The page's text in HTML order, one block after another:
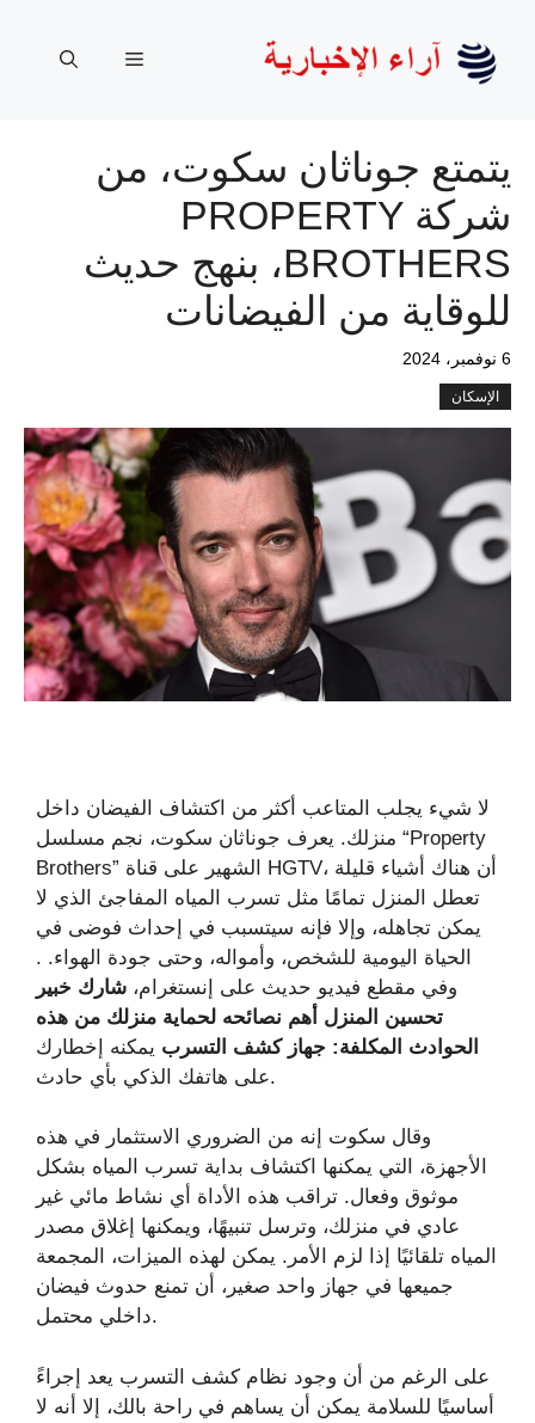
المحتوى
القائمة
يتمتع جوناثان سكوت، من
شركة PROPERTY
BROTHERS، بنهج حديث
للوقاية من الفيضانات
6 نوفمبر، 2024
الإسكان
لا شيء يجلب المتاعب أكثر من اكتشاف الفيضان داخل
منزلك. يعرف جوناثان سكوت، نجم مسلسل “Property
Brothers” الشهير على قناة HGTV، أن هناك أشياء قليلة
تعطل المنزل تمامًا مثل تسرب المياه المفاجئ الذي لا
يمكن تجاهله، وإلا فإنه سيتسبب في إحداث فوضى في
الحياة اليومية للشخص، وأمواله، وحتى جودة الهواء. .
وفي مقطع فيديو حديث على إنستغرام، شارك خبير
تحسين المنزل أهم نصائحه لحماية منزلك من هذه
الحوادث المكلفة: جهاز كشف التسرب يمكنه إخطارك
على هاتفك الذكي بأي حادث.
وقال سكوت إنه من الضروري الاستثمار في هذه
الأجهزة، التي يمكنها اكتشاف بداية تسرب المياه بشكل
موثوق وفعال. تراقب هذه الأداة أي نشاط مائي غير
عادي في منزلك، وترسل تنبيهًا، ويمكنها إغلاق مصدر
المياه تلقائيًا إذا لزم الأمر. يمكن لهذه الميزات، المجمعة
جميعها في جهاز واحد صغير، أن تمنع حدوث فيضان
داخلي محتمل.
على الرغم من أن وجود نظام كشف التسرب يعد إجراءً
أساسيًا للسلامة يمكن أن يساهم في راحة بالك، إلا أنه لا